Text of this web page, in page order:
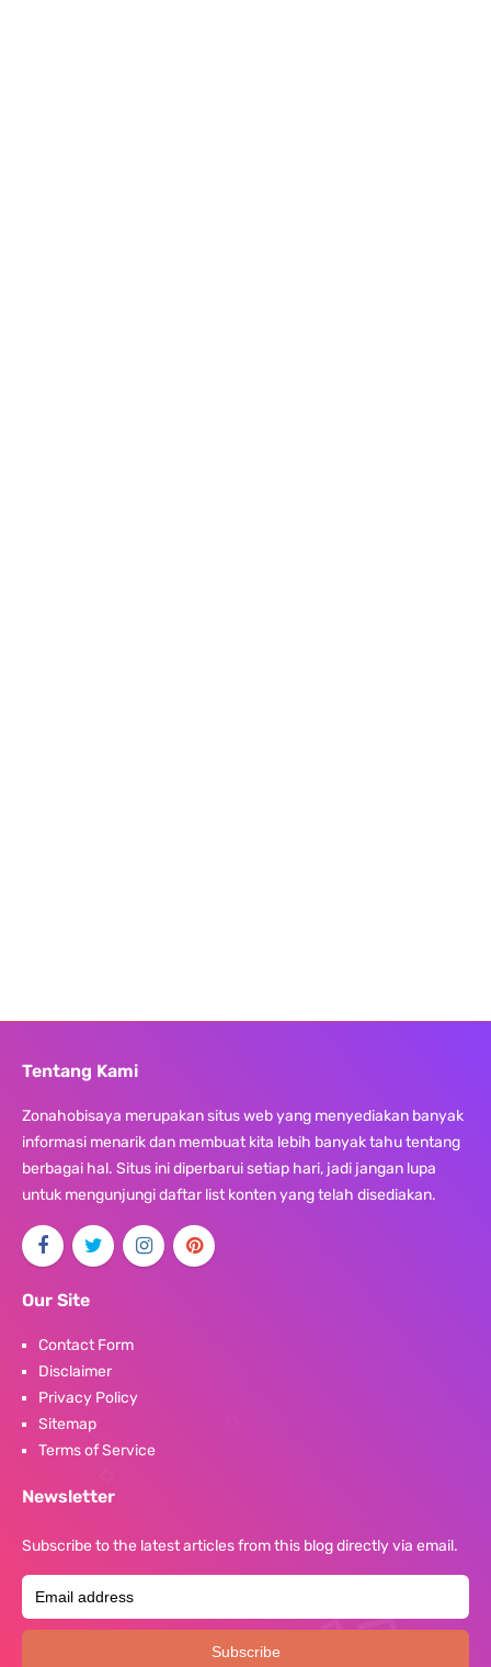
Tentang Kami
Zonahobisaya merupakan situs web yang menyediakan banyak
informasi menarik dan membuat kita lebih banyak tahu tentang
berbagai hal. Situs ini diperbarui setiap hari, jadi jangan lupa
untuk mengunjungi daftar list konten yang telah disediakan.
Our Site
Contact Form
Disclaimer
Privacy Policy
Sitemap
Terms of Service
Newsletter
Subscribe to the latest articles from this blog directly via email.